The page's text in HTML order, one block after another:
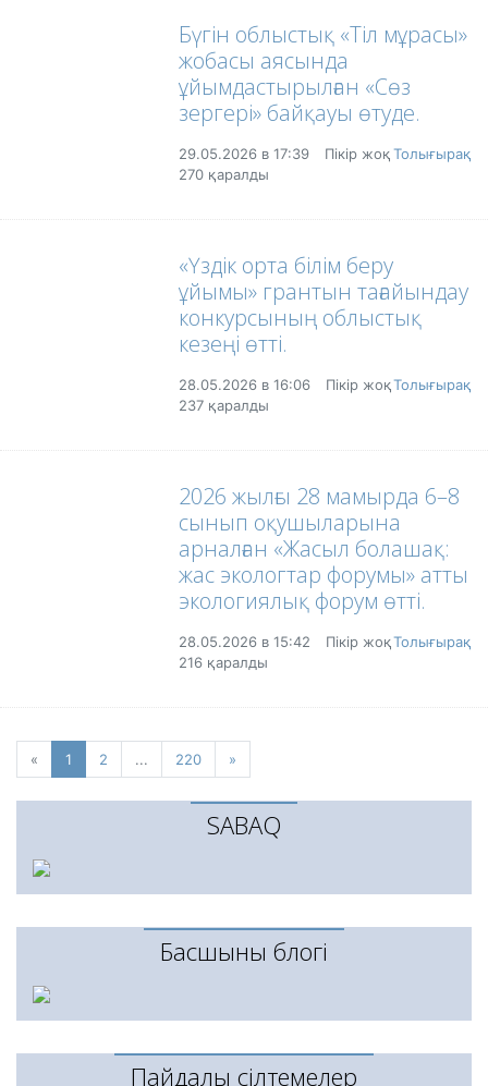
Бүгін облыстық «Тіл мұрасы»
жобасы аясында
ұйымдастырылған «Сөз
зергері» байқауы өтуде.
Толығырақ
29.05.2026 в 17:39
Пікір жоқ
270 қаралды
«Үздік орта білім беру
ұйымы» грантын тағайындау
конкурсының облыстық
кезеңі өтті.
Толығырақ
28.05.2026 в 16:06
Пікір жоқ
237 қаралды
2026 жылғы 28 мамырда 6–8
сынып оқушыларына
арналған «Жасыл болашақ:
жас экологтар форумы» атты
экологиялық форум өтті.
Толығырақ
28.05.2026 в 15:42
Пікір жоқ
216 қаралды
« Previous
1 (current)
2 ... 220 »
SABAQ
Басшының блогі
Пайдалы сілтемелер